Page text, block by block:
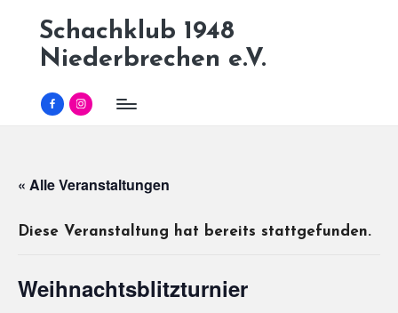
Schachklub 1948
Niederbrechen e.V.
Facebook
Instagram
« Alle Veranstaltungen
Diese Veranstaltung hat bereits stattgefunden.
Weihnachtsblitzturnier